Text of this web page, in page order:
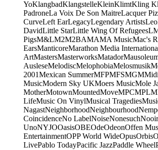
YoKlangbadKlangstelleKleinKlimtKling
PadroneLa Voix De Son MaitreLacquer
CurveLeft EarLegacyLegendary ArtistsLeo
DavidLittle StarLittle Wing Of Refugees
PigsM&LM2M2BAMAMA MusicMac's
EarsManticoreMarathon Media
ArtMastersMasterworksMatador
AusleseMelodiscMelophobiaMelosmusik
2001Mexican SummerMFPMFSMGMMidi
MusicModern Sky UKMoers MusicMole
MotherMotownMountedMoveMPCMPL
LifeMusic On VinylMusical Tragedies
NagastNeighborhoodNeighbourhood
CoincidenceNo LabelNoiseNonesuch
UnoNYJOOasisOBEOdeOdeonOffen
EntertainmentOPP World WideOpusOrbis
LivePablo TodayPacific JazzPaddle Wheel